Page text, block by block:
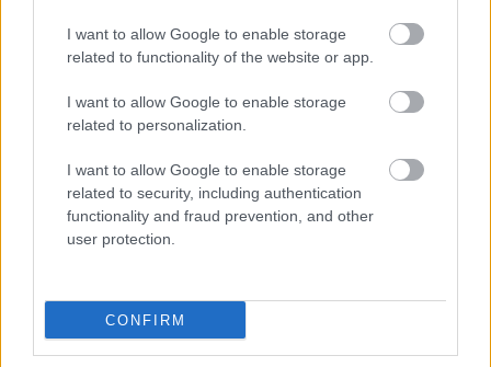
I want to allow Google to enable storage
related to functionality of the website or app.
I want to allow Google to enable storage
related to personalization.
I want to allow Google to enable storage
related to security, including authentication
functionality and fraud prevention, and other
user protection.
CONFIRM
ÉLETMÓD
Mitől is lesz valaki modell? Milyen
Klarissza a Visage models-től
elmeséli